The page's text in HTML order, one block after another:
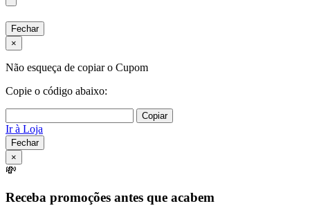
Fechar
×
Não esqueça de copiar o Cupom
Copie o código abaixo:
Copiar
Ir à Loja
Fechar
×
💸
Receba promoções antes que acabem